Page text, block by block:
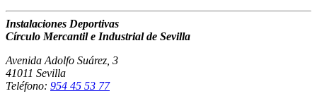
Instalaciones Deportivas
Círculo Mercantil e Industrial de Sevilla
Avenida Adolfo Suárez, 3
41011 Sevilla
Teléfono: 954 45 53 77